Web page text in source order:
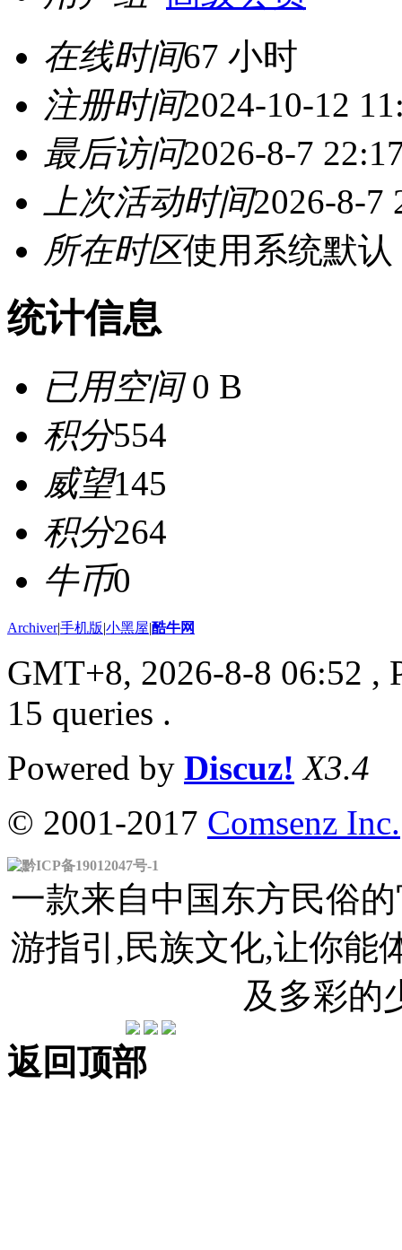
在线时间67 小时
注册时间2024-10-12
最后访问2026-8-7
上次活动时间2026-8-7
所在时区使用系统默认
统计信息
已用空间0 B
积分554
威望145
积分264
牛币0
Archiver|手机版|小黑屋|酷牛网
GMT+8, 2026-8-8 06:52 ,
15 queries .
Powered by Discuz! X3.4
© 2001-2017 Comsenz Inc.
黔ICP备19012047号-1
一款来自中国东方民俗
游指引,民族文化,让你能
及多彩的
返回顶部